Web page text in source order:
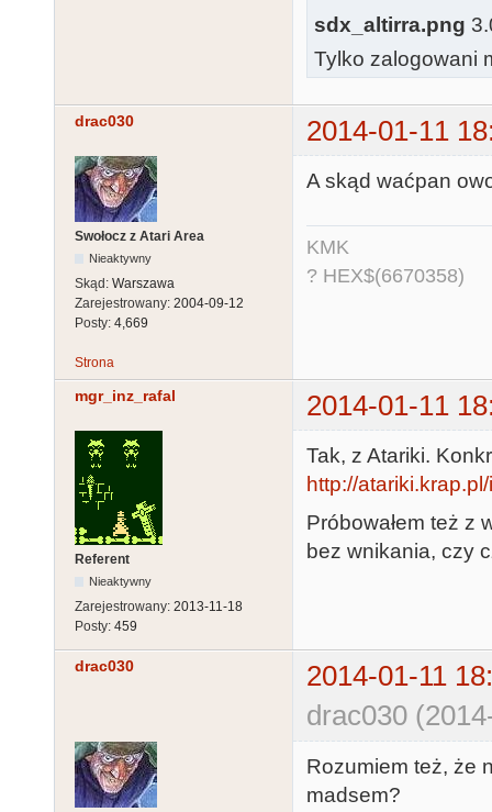
sdx_altirra.png
Tylko zalogowani
drac030 2014-01-11
Swołocz z Atari Area
Nieaktywny
Skąd: Warszawa
Zarejestrowany: 2004-09-12
Posty: 4,669
A skąd waćpan
KMK
? HEX$(6670358)
Strona
mgr_inz_rafal 2014-01-11
Referent
Nieaktywny
Zarejestrowany: 2013-11-18
Posty: 459
Tak, z Atariki.
http://
Próbowałem też z
bez wnikania, czy
drac030
2014-01-11
drac030
Rozumiem też, że
madsem?